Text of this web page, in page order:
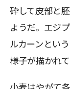
砕して皮部と
ようだ。エジ
ルカーンとい
様子が描かれて